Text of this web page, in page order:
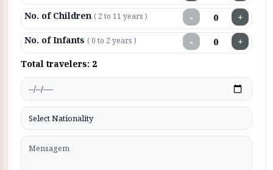
No. of Children ( 2 to 11 years ) − +
No. of Infants ( 0 to 2 years ) − +
Total travelers: 2